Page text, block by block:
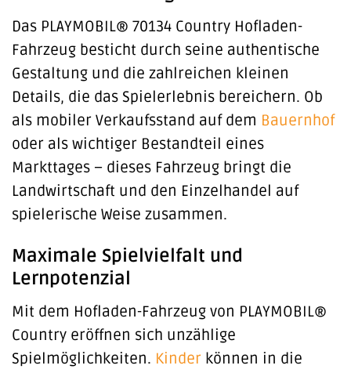
Das PLAYMOBIL® 70134 Country Hofladen-
Fahrzeug besticht durch seine authentische
Gestaltung und die zahlreichen kleinen
Details, die das Spielerlebnis bereichern. Ob
als mobiler Verkaufsstand auf dem Bauernhof
oder als wichtiger Bestandteil eines
Markttages – dieses Fahrzeug bringt die
Landwirtschaft und den Einzelhandel auf
spielerische Weise zusammen.
Maximale Spielvielfalt und
Lernpotenzial
Mit dem Hofladen-Fahrzeug von PLAYMOBIL®
Country eröffnen sich unzählige
Spielmöglichkeiten. Kinder können in die